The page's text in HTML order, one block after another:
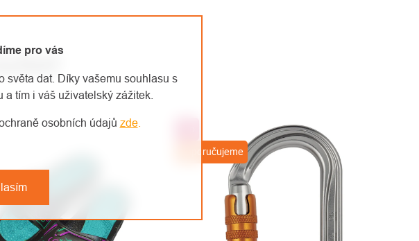
pro vás
světa dat. Díky vašemu souhlasu s
tím i váš uživatelský zážitek.
osobních údajů zde.
Doporučujeme